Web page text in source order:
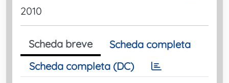
2010
Scheda breve
Scheda completa
Scheda completa (DC)